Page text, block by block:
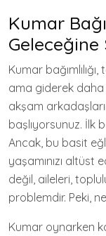
Kumar
Geleceğine
Kumar
ama giderek daha
akşam
başlıyorsunuz. İlk
Ancak, bu basit
yaşamınızı altüst
değil, aileleri,
problemdir. Peki,
Kumar oynarken